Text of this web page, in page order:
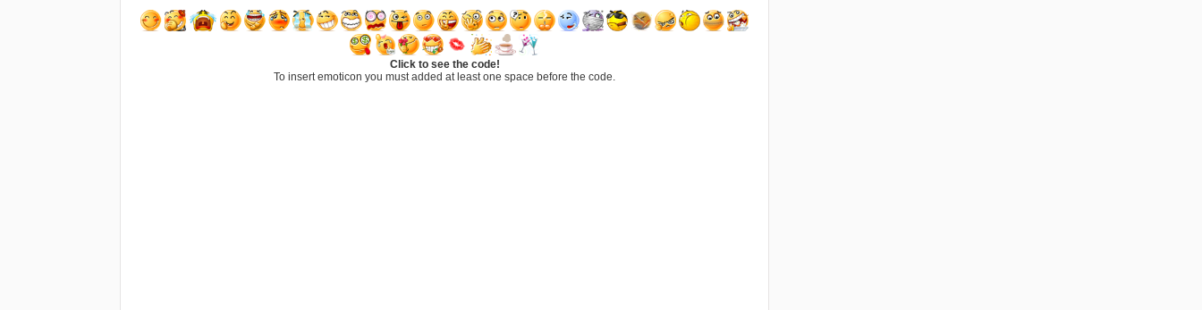
Click to see the code!
To insert emoticon you must added at least one space before the code.